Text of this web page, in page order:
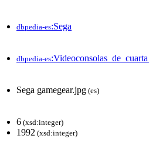
dbpedia-es:Sega
dbpedia-es
Sega gamegear.jpg (es)
6 (xsd:integer)
1992 (xsd:integer)